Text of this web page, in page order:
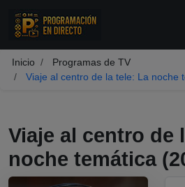
Inicio
Programas de TV
Viaje al centro de la tele: La noche
Viaje al centro de
noche temática